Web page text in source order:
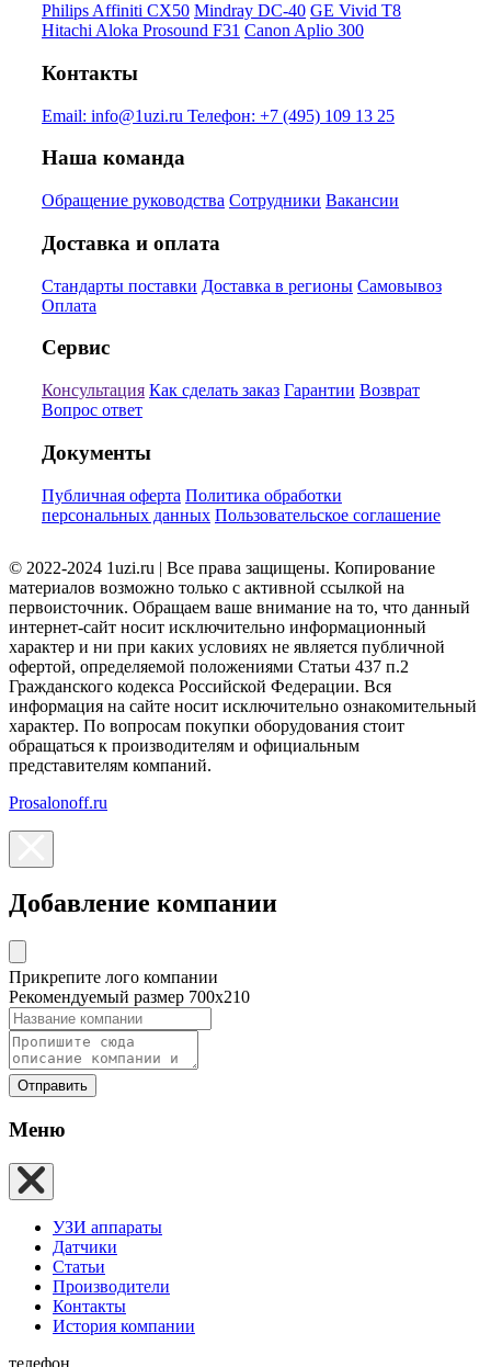
Philips Affiniti CX50 Mindray DC-40 GE Vivid T8
Hitachi Aloka Prosound F31 Canon Aplio 300
Контакты
Email: info@1uzi.ru Телефон: +7 (495) 109 13 25
Наша команда
Обращение руководства Сотрудники Вакансии
Доставка и оплата
Стандарты поставки Доставка в регионы Самовывоз
Оплата
Сервис
Консультация Как сделать заказ Гарантии Возврат
Вопрос ответ
Документы
Публичная оферта Политика обработки
персональных данных Пользовательское соглашение
© 2022-2024 1uzi.ru | Все права защищены. Копирование
материалов возможно только с активной ссылкой на
первоисточник. Обращаем ваше внимание на то, что данный
интернет-сайт носит исключительно информационный
характер и ни при каких условиях не является публичной
офертой, определяемой положениями Статьи 437 п.2
Гражданского кодекса Российской Федерации. Вся
информация на сайте носит исключительно ознакомительный
характер. По вопросам покупки оборудования стоит
обращаться к производителям и официальным
представителям компаний.
Prosalonoff.ru
Добавление компании
Прикрепите лого компании
Рекомендуемый размер 700х210
Отправить
Меню
УЗИ аппараты
Датчики
Статьи
Производители
Контакты
История компании
телефон